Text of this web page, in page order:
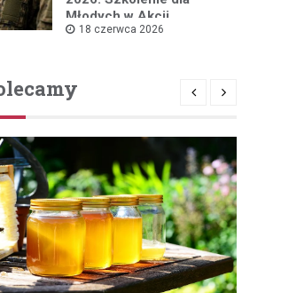
Młodych w Akcji
18 czerwca 2026